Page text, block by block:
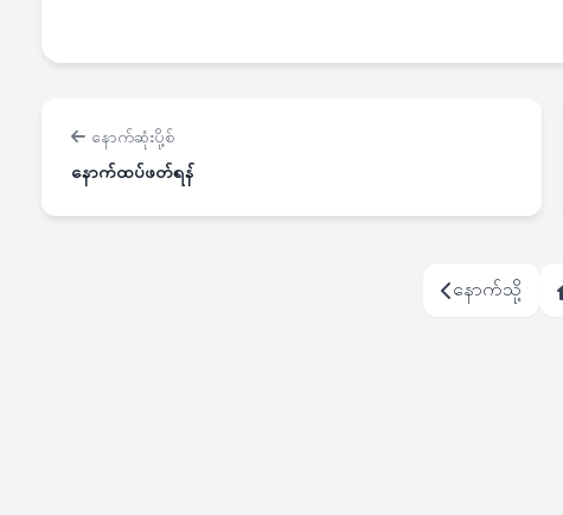
နောက်ဆုံးပို့စ်
နောက်ထပ်ဖတ်ရန်
နောက်သို့